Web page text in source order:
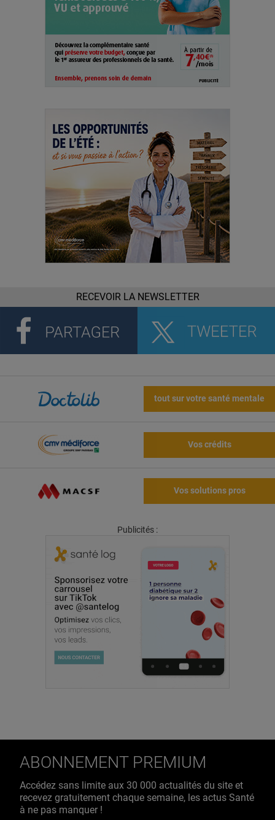
RECEVOIR LA NEWSLETTER
tout sur votre santé mentale
Vos crédits
Vos solutions pros
Publicités :
ABONNEMENT PREMIUM
Accédez sans limite aux 30 000 actualités du site et
recevez gratuitement chaque semaine, les actus Santé
à ne pas manquer !